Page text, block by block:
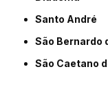
Santo André
São Bernardo
São Caetano